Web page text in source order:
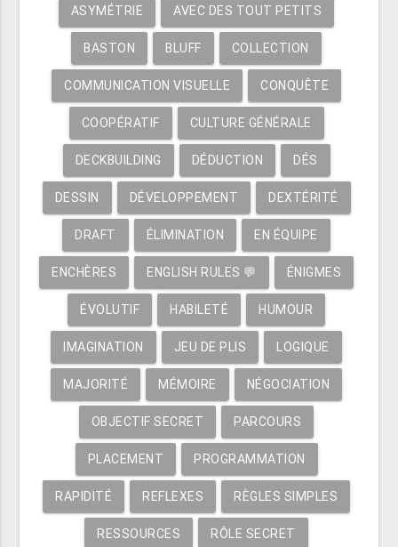
ASYMÉTRIE AVEC DES TOUT PETITS
BASTON BLUFF COLLECTION
COMMUNICATION VISUELLE CONQUÊTE
COOPÉRATIF CULTURE GÉNÉRALE
DECKBUILDING DÉDUCTION DÉS
DESSIN DÉVELOPPEMENT DEXTÉRITÉ
DRAFT ÉLIMINATION EN ÉQUIPE
ENCHÈRES ENGLISH RULES 💬 ÉNIGMES
ÉVOLUTIF HABILETÉ HUMOUR
IMAGINATION JEU DE PLIS LOGIQUE
MAJORITÉ MÉMOIRE NÉGOCIATION
OBJECTIF SECRET PARCOURS
PLACEMENT PROGRAMMATION
RAPIDITÉ REFLEXES RÈGLES SIMPLES
RESSOURCES RÔLE SECRET